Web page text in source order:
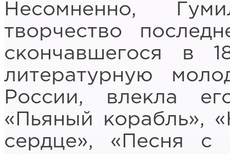
Несомненно,
творчество
скончавшегося в
литературную
России, влекла
«Пьяный корабль»,
сердце», «Песня с